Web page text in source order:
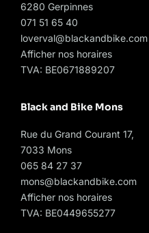
6280 Gerpinnes
071 51 65 40
loverval@blackandbike.com
Afficher nos horaires
TVA: BE0671889207
Black and Bike Mons
Rue du Grand Courant 17,
7033 Mons
065 84 27 37
mons@blackandbike.com
Afficher nos horaires
TVA: BE0449655277